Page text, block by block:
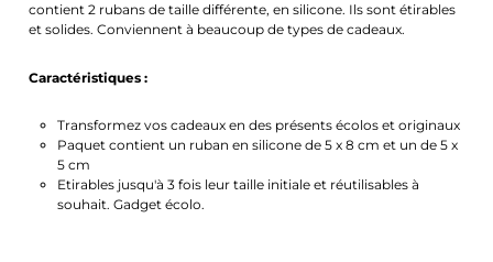
contient 2 rubans de taille différente, en silicone. Ils sont étirables
et solides. Conviennent à beaucoup de types de cadeaux.
Caractéristiques :
Transformez vos cadeaux en des présents écolos et originaux
Paquet contient un ruban en silicone de 5 x 8 cm et un de 5 x
5 cm
Etirables jusqu'à 3 fois leur taille initiale et réutilisables à
souhait. Gadget écolo.